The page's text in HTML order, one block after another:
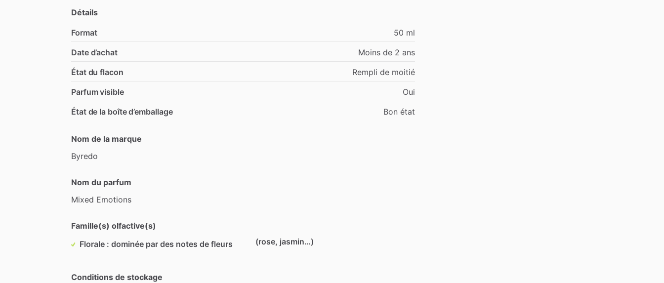
Détails
Format
50 ml
Date d’achat
Moins de 2 ans
État du flacon
Rempli de moitié
Parfum visible
Oui
État de la boîte d’emballage
Bon état
Nom de la marque
Byredo
Nom du parfum
Mixed Emotions
Famille(s) olfactive(s)
Florale : dominée par des notes de fleurs
(rose, jasmin…)
Conditions de stockage